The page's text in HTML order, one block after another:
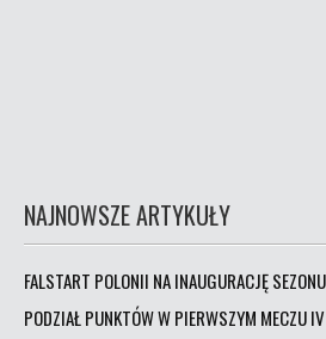
NAJNOWSZE ARTYKUŁY
FALSTART POLONII NA INAUGURACJĘ SEZONU
PODZIAŁ PUNKTÓW W PIERWSZYM MECZU